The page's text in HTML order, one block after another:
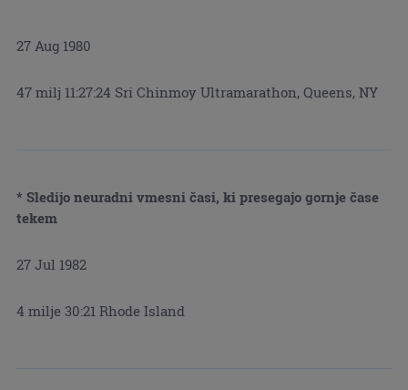
27 Aug 1980
47 milj 11:27:24 Sri Chinmoy Ultramarathon, Queens, NY
* Sledijo neuradni vmesni časi, ki presegajo gornje čase
tekem
27 Jul 1982
4 milje 30:21 Rhode Island